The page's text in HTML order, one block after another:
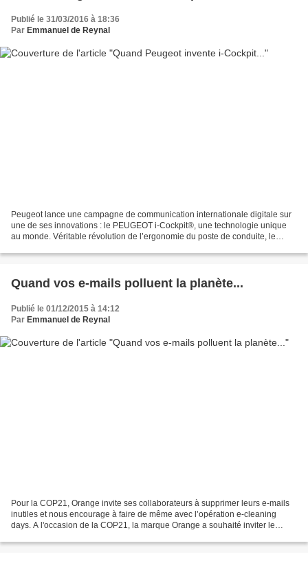
Publié le 31/03/2016 à 18:36
Par Emmanuel de Reynal
Peugeot lance une campagne de communication internationale digitale sur
une de ses innovations : le PEUGEOT i-Cockpit®, une technologie unique
au monde. Véritable révolution de l’ergonomie du poste de conduite, le
Quand vos e-mails polluent la planète...
Publié le 01/12/2015 à 14:12
Par Emmanuel de Reynal
Pour la COP21, Orange invite ses collaborateurs à supprimer leurs e-mails
inutiles et nous encourage à faire de même avec l’opération e-cleaning
days. A l'occasion de la COP21, la marque Orange a souhaité inviter le